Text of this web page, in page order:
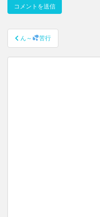
投稿ナビゲーシ
ん～ 苦行